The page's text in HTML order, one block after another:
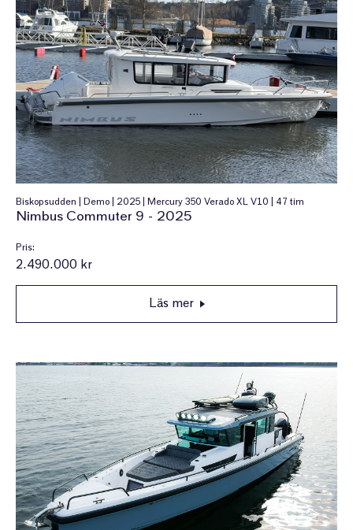
Biskopsudden | Demo | 2025 | Mercury 350 Verado XL V10 | 47 tim
Nimbus Commuter 9 - 2025
Pris:
2.490.000 kr
Läs mer